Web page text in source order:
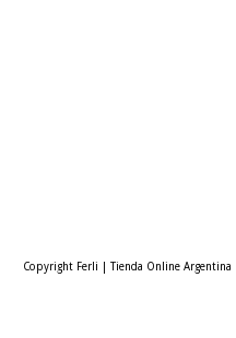
Copyright Ferli | Tienda Online